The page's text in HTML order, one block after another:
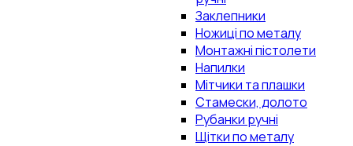
Заклепники
Ножиці по металу
Монтажні пістолети
Напилки
Мітчики та плашки
Стамески, долото
Рубанки ручні
Щітки по металу